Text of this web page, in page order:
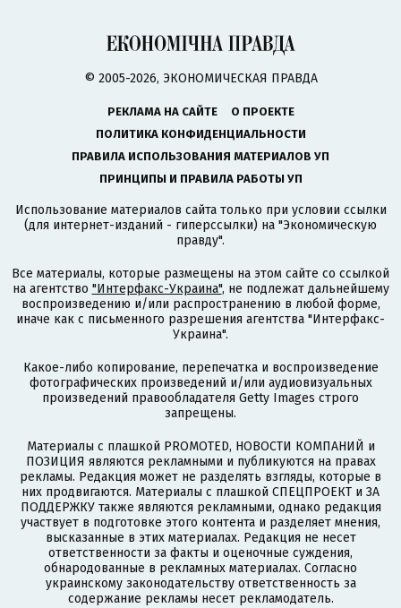
© 2005-2026, ЭКОНОМИЧЕСКАЯ ПРАВДА
РЕКЛАМА НА САЙТЕ
О ПРОЕКТЕ
ПОЛИТИКА КОНФИДЕНЦИАЛЬНОСТИ
ПРАВИЛА ИСПОЛЬЗОВАНИЯ МАТЕРИАЛОВ УП
ПРИНЦИПЫ И ПРАВИЛА РАБОТЫ УП
Использование материалов сайта только при условии ссылки
(для интернет-изданий - гиперссылки) на "Экономическую
правду".
Все материалы, которые размещены на этом сайте со ссылкой
на агентство "Интерфакс-Украина", не подлежат дальнейшему
воспроизведению и/или распространению в любой форме,
иначе как с письменного разрешения агентства "Интерфакс-
Украина".
Какое-либо копирование, перепечатка и воспроизведение
фотографических произведений и/или аудиовизуальных
произведений правообладателя Getty Images строго
запрещены.
Материалы с плашкой PROMOTED, НОВОСТИ КОМПАНИЙ и
ПОЗИЦИЯ являются рекламными и публикуются на правах
рекламы. Редакция может не разделять взгляды, которые в
них продвигаются. Материалы с плашкой СПЕЦПРОЕКТ и ЗА
ПОДДЕРЖКУ также являются рекламными, однако редакция
участвует в подготовке этого контента и разделяет мнения,
высказанные в этих материалах. Редакция не несет
ответственности за факты и оценочные суждения,
обнародованные в рекламных материалах. Согласно
украинскому законодательству ответственность за
содержание рекламы несет рекламодатель.